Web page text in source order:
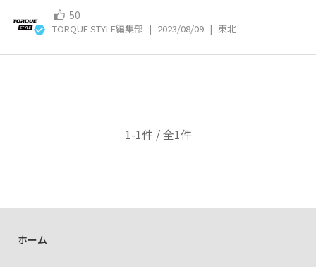
50
TORQUE STYLE編集部 | 2023/08/09 | 東北
1-1件 / 全1件
ホーム